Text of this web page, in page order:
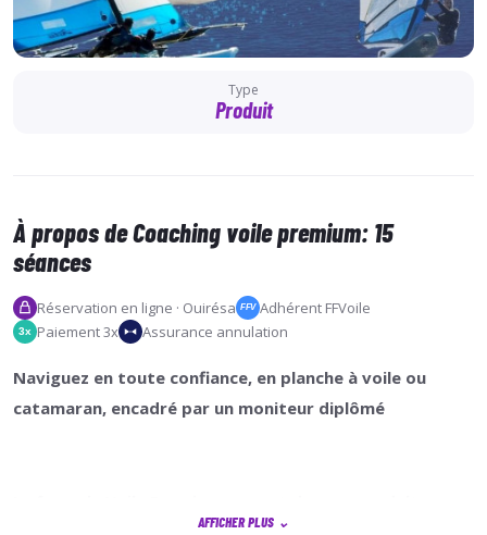
Type
Produit
À propos de Coaching voile premium: 15
séances
Réservation en ligne · Ouirésa FFV Adhérent FFVoile
3x Paiement 3x Assurance annulation
Naviguez en toute confiance, en planche à voile ou
catamaran, encadré par un moniteur diplômé
AFFICHER PLUS ⌄